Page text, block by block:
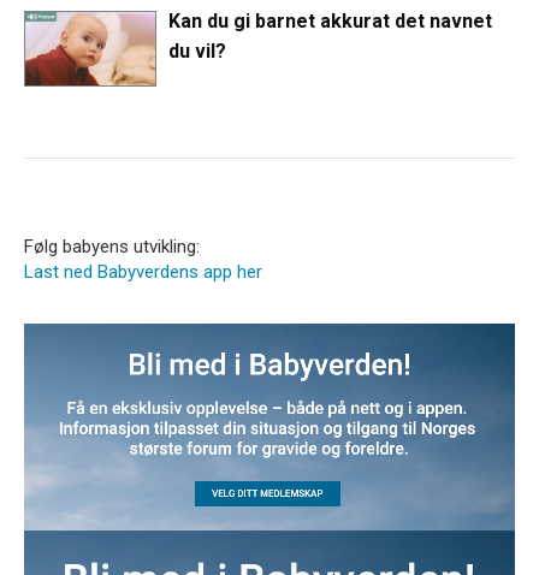
Kan du gi barnet akkurat det navnet
du vil?
Følg babyens utvikling:
Last ned Babyverdens app her